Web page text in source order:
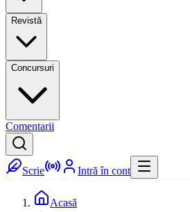
Revistă
Concursuri
Comentarii
Scrie Intră în cont
Acasă